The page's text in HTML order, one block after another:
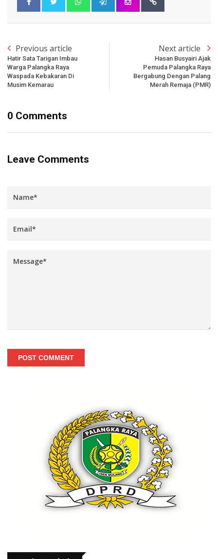
Previous article
Hatir Sata Tarigan Imbau
Warga Palangka Raya
Waspada Kebakaran Di
Musim Kemarau
Next article
Hasan Busyairi Ajak
Pemuda Palangka Raya
Bergabung Dengan Palang
Merah Remaja (PMR)
0 Comments
Leave Comments
POST COMMENT